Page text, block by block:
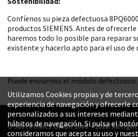
Confíenos su pieza defectuosa
productos SIEMENS. Antes de
haremos todo lo posible para reparar
existente y hacerlo apto para el uso de
Puede enviarnos el módulo defectuoso
© SINTRONICS GmbH 2008 – 2026. All
Utilizamos Cookies propias y de
experiencia de navegación y ofrecerle
personalizados a sus intereses
hábitos de navegación. Si pulsa el
consideramos que acepta su uso y